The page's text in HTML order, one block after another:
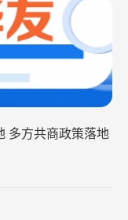
多方共商政策落地